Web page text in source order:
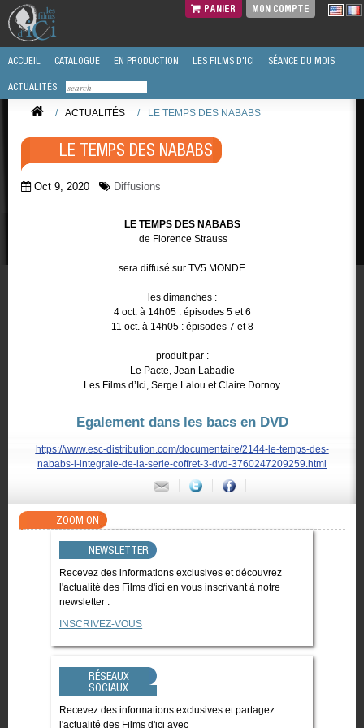
PANIER MON COMPTE
ACCUEIL CATALOGUE EN PRODUCTION LES FILMS D'ICI SÉANCE DU MOIS
ACTUALITÉS
/ ACTUALITÉS / LE TEMPS DES NABABS
LE TEMPS DES NABABS
Oct 9, 2020 Diffusions
LE TEMPS DES NABABS
de Florence Strauss
sera diffusé sur TV5 MONDE
les dimanches :
4 oct. à 14h05 : épisodes 5 et 6
11 oct. à 14h05 : épisodes 7 et 8
produit par :
Le Pacte, Jean Labadie
Les Films d’Ici, Serge Lalou et Claire Dornoy
Egalement dans les bacs en DVD
https://www.esc-distribution.com/documentaire/2144-le-temps-des-
nababs-l-integrale-de-la-serie-coffret-3-dvd-3760247209259.html
ZOOM ON
NEWSLETTER
Recevez des informations exclusives et découvrez
l'actualité des Films d'ici en vous inscrivant à notre
newsletter :
INSCRIVEZ-VOUS
RÉSEAUX
SOCIAUX
Recevez des informations exclusives et partagez
l'actualité des Films d'ici avec